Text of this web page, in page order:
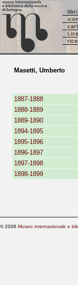
libri
Masetti, Umberto
1887-1888
1888-1889
1889-1890
1894-1895
1895-1896
1896-1897
1897-1898
1898-1899
© 2006 Museo internazionale e